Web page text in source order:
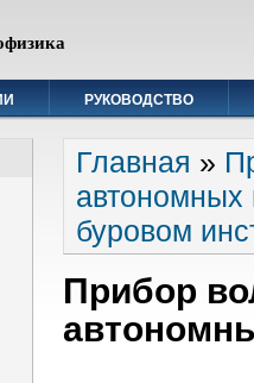
РУКОВОДСТВО
Вы здесь
Главная »
буровом
Прибор